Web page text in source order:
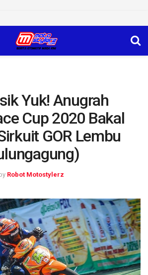
Yuk! Anugrah
Cup 2020 Bakal
GOR Lembu
by Robot Motostylerz